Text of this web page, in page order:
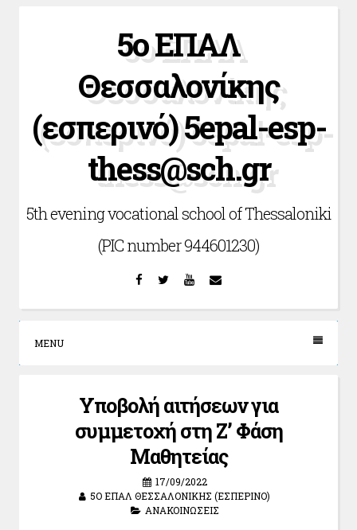
5ο ΕΠΑΛ
Θεσσαλονίκης
(εσπερινό) 5epal-esp-
thess@sch.gr
5th evening vocational school of Thessaloniki
(PIC number 944601230)
Facebook
Twitter YouTube
MENU
Υποβολή αιτήσεων για
συμμετοχή στη Ζ’ Φάση
Μαθητείας
17/09/2022
5Ο ΕΠΑΛ ΘΕΣΣΑΛΟΝΊΚΗΣ (ΕΣΠΕΡΙΝΌ)
ΑΝΑΚΟΙΝΏΣΕΙΣ